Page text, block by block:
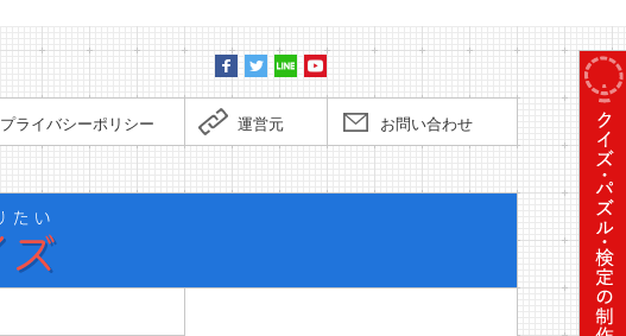
プライバシーポリシー 運営元 お問い合わせ
ぼくだ